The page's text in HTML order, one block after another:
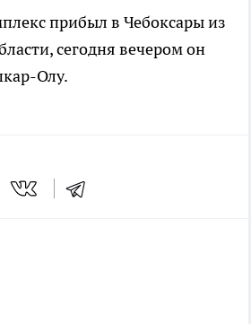
прибыл в Чебоксары из
сегодня вечером он
Олу.